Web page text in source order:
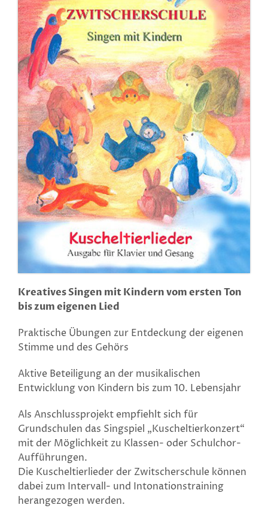
Kreatives Singen mit Kindern vom ersten Ton
bis zum eigenen Lied
Praktische Übungen zur Entdeckung der eigenen
Stimme und des Gehörs
Aktive Beteiligung an der musikalischen
Entwicklung von Kindern bis zum 10. Lebensjahr
Als Anschlussprojekt empfiehlt sich für
Grundschulen das Singspiel „Kuscheltierkonzert“
mit der Möglichkeit zu Klassen- oder Schulchor-
Aufführungen.
Die Kuscheltierlieder der Zwitscherschule können
dabei zum Intervall- und Intonationstraining
herangezogen werden.